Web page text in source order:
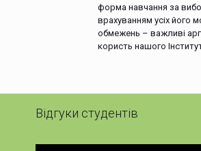
форма навчання за
врахуванням усіх його
обмежень – важливі
користь нашого
Відгуки студентів